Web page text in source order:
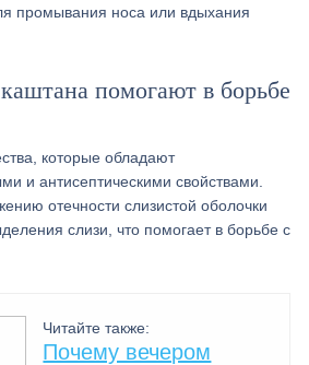
промывания носа или вдыхания
помогают в борьбе
которые обладают
и антисептическими свойствами.
отечности слизистой оболочки
слизи, что помогает в борьбе с
Читайте также:
Почему вечером